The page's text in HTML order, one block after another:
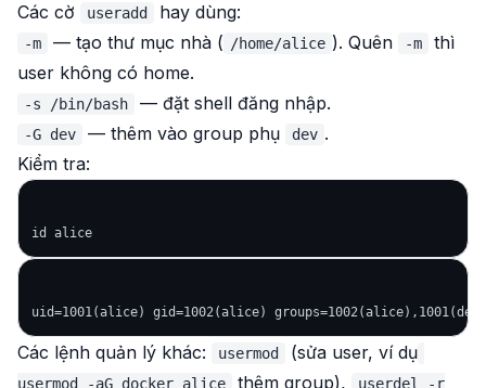
Các cờ useradd hay dùng:
-m — tạo thư mục nhà ( /home/alice ). Quên -m
thì
user không có home.
-s /bin/bash — đặt shell đăng nhập.
-G dev — thêm vào group phụ dev .
Kiểm tra:
Các lệnh quản lý khác: usermod (sửa user, ví dụ
usermod -aG docker alice thêm group), userdel -r